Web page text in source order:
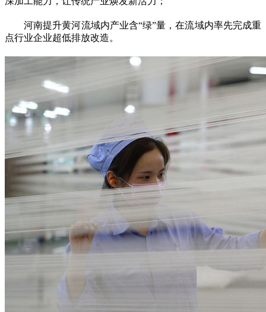
河南提升黄河流域内产业含“绿”量，在流域内率先完成重
点行业企业超低排放改造。